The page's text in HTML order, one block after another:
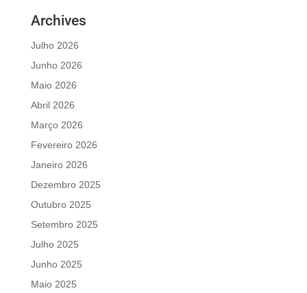
Archives
Julho 2026
Junho 2026
Maio 2026
Abril 2026
Março 2026
Fevereiro 2026
Janeiro 2026
Dezembro 2025
Outubro 2025
Setembro 2025
Julho 2025
Junho 2025
Maio 2025